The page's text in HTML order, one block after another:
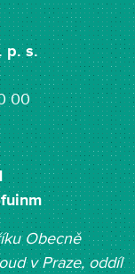
p. s.
00
Obecně
v Praze, oddíl